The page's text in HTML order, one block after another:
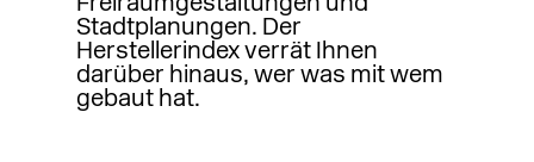
Freiraumgestaltungen und
Stadtplanungen. Der
Herstellerindex verrät Ihnen
darüber hinaus, wer was mit wem
gebaut hat.